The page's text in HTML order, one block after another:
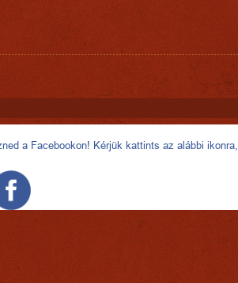
a Facebookon! Kérjük kattints az alábbi ikonra,